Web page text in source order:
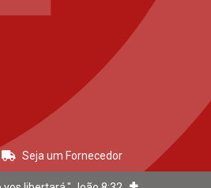
Seja um Fornecedor